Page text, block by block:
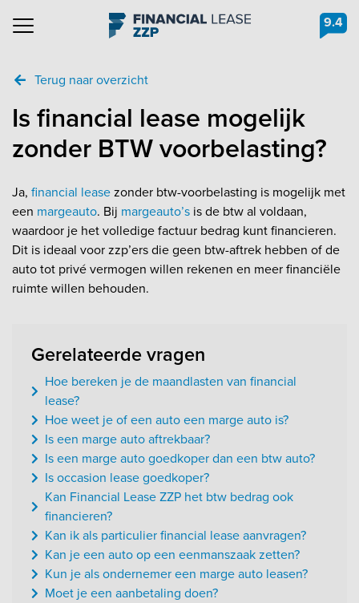
Navigation 9.4
Terug naar overzicht
Is financial lease mogelijk
zonder BTW voorbelasting?
Ja, financial leasezonder btw-voorbelasting is mogelijk met
een margeauto. Bij margeauto’s is de btw al voldaan,
waardoor je het volledige factuur bedrag kunt financieren.
Dit is ideaal voor zzp’ers die geen btw-aftrek hebben of de
auto tot privé vermogen willen rekenen en meer financiële
ruimte willen behouden.
Gerelateerde vragen
Hoe bereken je de maandlasten van financial
lease?
Hoe weet je of een auto een marge auto is?
Is een marge auto aftrekbaar?
Is een marge auto goedkoper dan een btw auto?
Is occasion lease goedkoper?
Kan Financial Lease ZZP het btw bedrag ook
financieren?
Kan ik als particulier financial lease aanvragen?
Kan je een auto op een eenmanszaak zetten?
Kun je als ondernemer een marge auto leasen?
Moet je een aanbetaling doen?